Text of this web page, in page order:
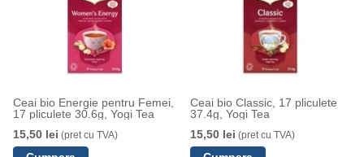
Ceai bio Energie pentru Femei,
17 pliculete 30.6g, Yogi Tea
15,50 lei (pret cu TVA)
Ceai bio Classic, 17 pliculete
37.4g, Yogi Tea
15,50 lei (pret cu TVA)